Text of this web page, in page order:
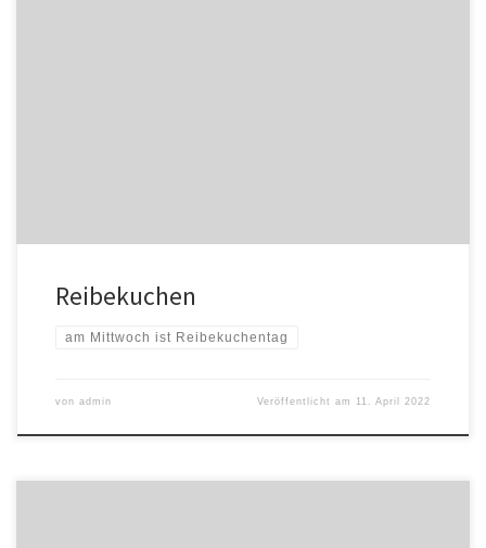
Reibekuchen
am Mittwoch ist Reibekuchentag
von admin Veröffentlicht am 11. April 2022